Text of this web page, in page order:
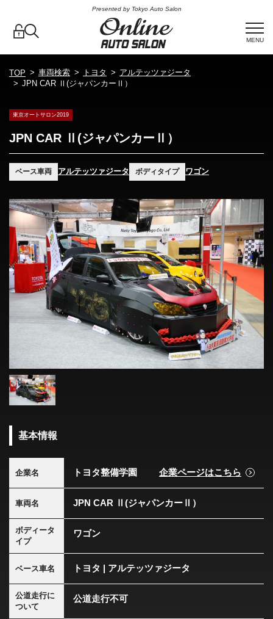
Presented by Tokyo Auto Salon
MENU
TOP 車両検索 トヨタ
アルテッツァジータ
JPN CAR Ⅱ(ジャパンカーⅡ）
東京オートサロン2019
JPN CAR Ⅱ(ジャパンカーⅡ）
ベース車両 アルテッツァジータ ボディタイプ ワゴン
基本情報
企業名 トヨタ整備学園 企業ページはこちら
車両名 JPN CAR Ⅱ(ジャパンカーⅡ）
ボディータ
イプ
ワゴン
ベース車名 トヨタ | アルテッツァジータ
公道走行に
ついて
公道走行不可